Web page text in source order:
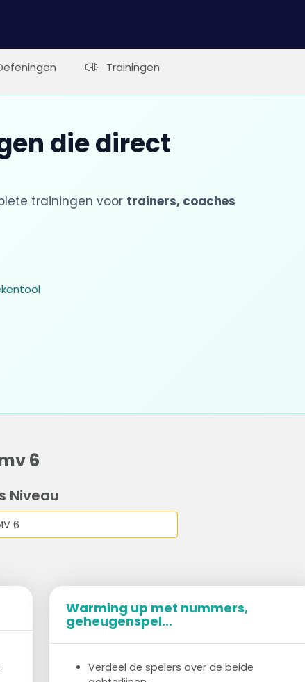
Trainingen
die direct
trainingen voor trainers, coaches
6
Niveau
Warming up met nummers,
geheugenspel...
Verdeel de spelers over de beide